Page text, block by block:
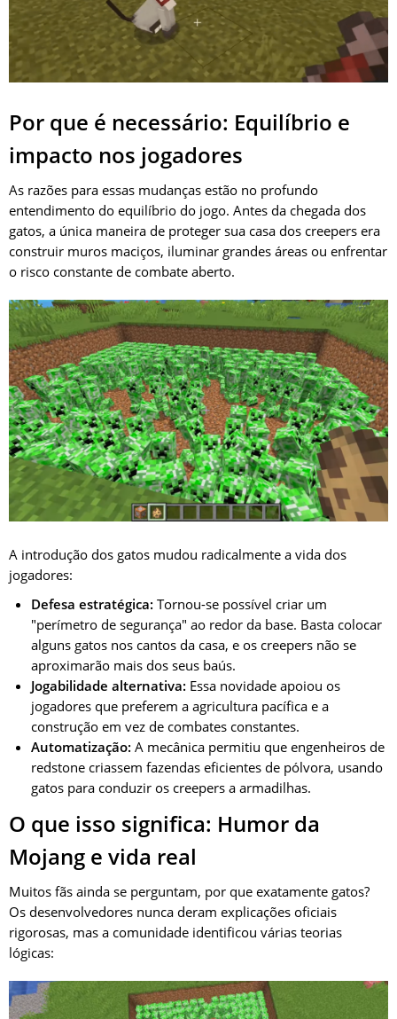
Por que é necessário: Equilíbrio e
impacto nos jogadores
As razões para essas mudanças estão no profundo
entendimento do equilíbrio do jogo. Antes da chegada dos
gatos, a única maneira de proteger sua casa dos creepers era
construir muros maciços, iluminar grandes áreas ou enfrentar
o risco constante de combate aberto.
A introdução dos gatos mudou radicalmente a vida dos
jogadores:
Defesa estratégica: Tornou-se possível criar um
"perímetro de segurança" ao redor da base. Basta colocar
alguns gatos nos cantos da casa, e os creepers não se
aproximarão mais dos seus baús.
Jogabilidade alternativa: Essa novidade apoiou os
jogadores que preferem a agricultura pacífica e a
construção em vez de combates constantes.
Automatização: A mecânica permitiu que engenheiros de
redstone criassem fazendas eficientes de pólvora, usando
gatos para conduzir os creepers a armadilhas.
O que isso significa: Humor da
Mojang e vida real
Muitos fãs ainda se perguntam, por que exatamente gatos?
Os desenvolvedores nunca deram explicações oficiais
rigorosas, mas a comunidade identificou várias teorias
lógicas: